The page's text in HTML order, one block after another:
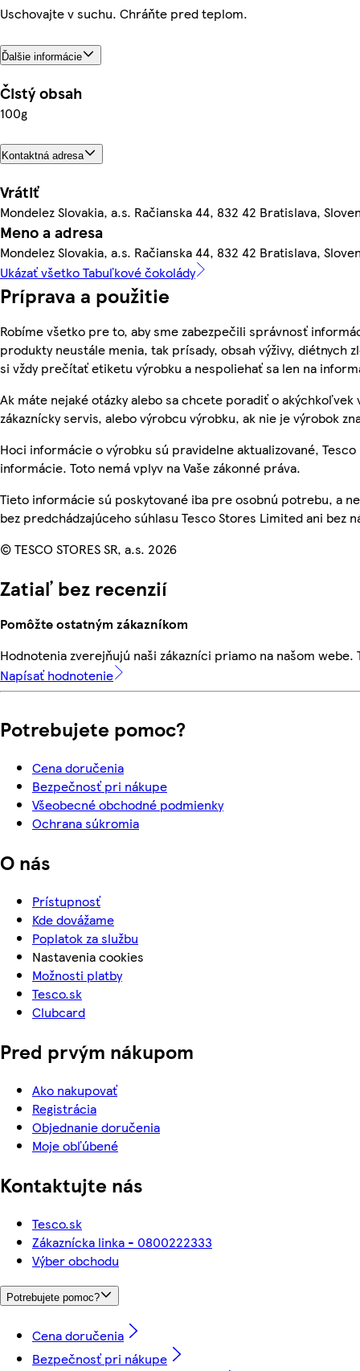
Uschovajte v suchu. Chráňte pred teplom.
Ďalšie informácie
Čistý obsah
100g
Kontaktná adresa
Vrátiť
Mondelez Slovakia, a.s. Račianska 44, 832 42 Bratislava,
Meno a adresa
Mondelez Slovakia, a.s. Račianska 44, 832 42 Bratislava,
Ukázať všetko Tabuľkové čokolády
Príprava a použitie
Robíme všetko pre to, aby sme zabezpečili správnosť
produkty neustále menia, tak prísady, obsah výživy, diétnych
si vždy prečítať etiketu výrobku a nespoliehať sa len na
Ak máte nejaké otázky alebo sa chcete poradiť o akýchkoľvek
zákaznícky servis, alebo výrobcu výrobku, ak nie je výrobok
Hoci informácie o výrobku sú pravidelne aktualizované,
informácie. Toto nemá vplyv na Vaše zákonné práva.
Tieto informácie sú poskytované iba pre osobnú potrebu, a
bez predchádzajúceho súhlasu Tesco Stores Limited ani bez
© TESCO STORES SR, a.s. 2026
Zatiaľ bez recenzií
Pomôžte ostatným zákazníkom
Hodnotenia zverejňujú naši zákazníci priamo na našom
Napísať hodnotenie
Potrebujete pomoc?
Cena doručenia
Bezpečnosť pri nákupe
Všeobecné obchodné podmienky
Ochrana súkromia
O nás
Prístupnosť
Kde dovážame
Poplatok za službu
Nastavenia cookies
Možnosti platby
Tesco.sk
Clubcard
Pred prvým nákupom
Ako nakupovať
Registrácia
Objednanie doručenia
Moje obľúbené
Kontaktujte nás
Tesco.sk
Zákaznícka linka - 0800222333
Výber obchodu
Potrebujete pomoc?
Cena doručenia
Bezpečnosť pri nákupe